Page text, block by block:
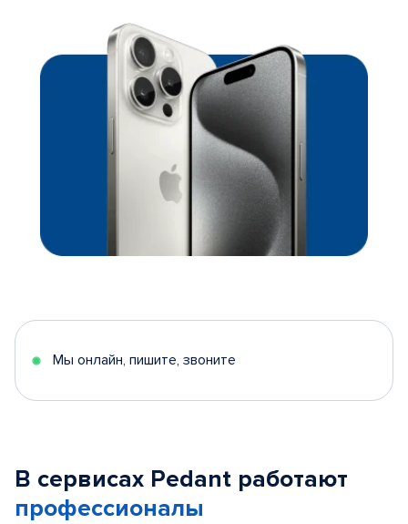
Мы онлайн, пишите, звоните
В сервисах Pedant работают
профессионалы